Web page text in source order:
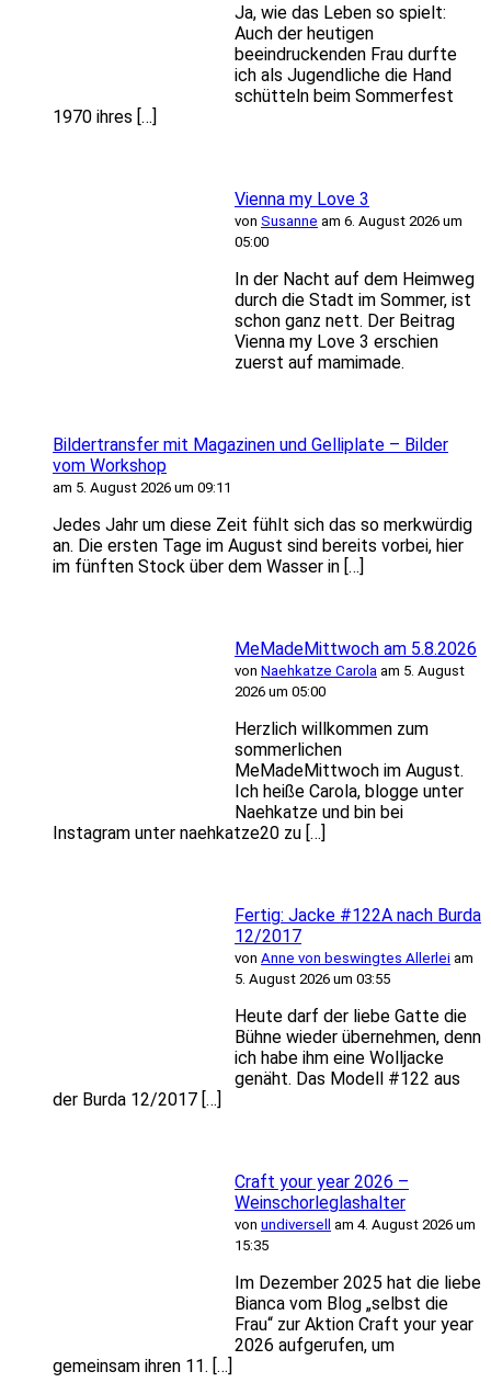
Ja, wie das Leben so spielt:
Auch der heutigen
beeindruckenden Frau durfte
ich als Jugendliche die Hand
schütteln beim Sommerfest
1970 ihres […]
Vienna my Love 3
von Susanne am 6. August 2026 um
05:00
In der Nacht auf dem Heimweg
durch die Stadt im Sommer, ist
schon ganz nett. Der Beitrag
Vienna my Love 3 erschien
zuerst auf mamimade.
Bildertransfer mit Magazinen und Gelliplate – Bilder
vom Workshop
am 5. August 2026 um 09:11
Jedes Jahr um diese Zeit fühlt sich das so merkwürdig
an. Die ersten Tage im August sind bereits vorbei, hier
im fünften Stock über dem Wasser in […]
MeMadeMittwoch am 5.8.2026
von Naehkatze Carola am 5. August
2026 um 05:00
Herzlich willkommen zum
sommerlichen
MeMadeMittwoch im August.
Ich heiße Carola, blogge unter
Naehkatze und bin bei
Instagram unter naehkatze20 zu […]
Fertig: Jacke #122A nach Burda
12/2017
von Anne von beswingtes Allerlei am
5. August 2026 um 03:55
Heute darf der liebe Gatte die
Bühne wieder übernehmen, denn
ich habe ihm eine Wolljacke
genäht. Das Modell #122 aus
der Burda 12/2017 […]
Craft your year 2026 –
Weinschorleglashalter
von undiversell am 4. August 2026 um
15:35
Im Dezember 2025 hat die liebe
Bianca vom Blog „selbst die
Frau“ zur Aktion Craft your year
2026 aufgerufen, um
gemeinsam ihren 11. […]